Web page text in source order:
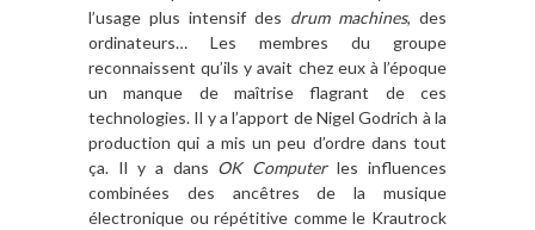
l’usage plus intensif des drum machines, des
ordinateurs… Les membres du groupe
reconnaissent qu’ils y avait chez eux à l’époque
un manque de maîtrise flagrant de ces
technologies. Il y a l’apport de Nigel Godrich à la
production qui a mis un peu d’ordre dans tout
ça. Il y a dans OK Computerles influences
combinées des ancêtres de la musique
électronique ou répétitive comme le Krautrock